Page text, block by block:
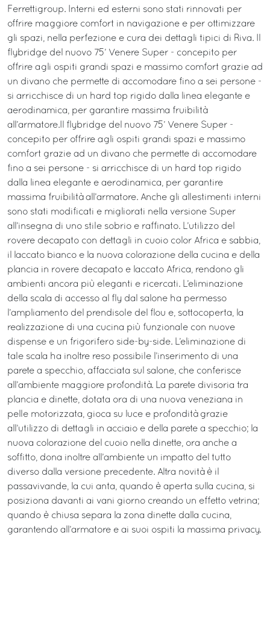
Ferrettigroup. Interni ed esterni sono stati rinnovati per
offrire maggiore comfort in navigazione e per ottimizzare
gli spazi, nella perfezione e cura dei dettagli tipici di Riva. Il
flybridge del nuovo 75’ Venere Super - concepito per
offrire agli ospiti grandi spazi e massimo comfort grazie ad
un divano che permette di accomodare fino a sei persone -
si arricchisce di un hard top rigido dalla linea elegante e
aerodinamica, per garantire massima fruibilità
all’armatore.Il flybridge del nuovo 75’ Venere Super -
concepito per offrire agli ospiti grandi spazi e massimo
comfort grazie ad un divano che permette di accomodare
fino a sei persone - si arricchisce di un hard top rigido
dalla linea elegante e aerodinamica, per garantire
massima fruibilità all’armatore. Anche gli allestimenti interni
sono stati modificati e migliorati nella versione Super
all’insegna di uno stile sobrio e raffinato. L’utilizzo del
rovere decapato con dettagli in cuoio color Africa e sabbia,
il laccato bianco e la nuova colorazione della cucina e della
plancia in rovere decapato e laccato Africa, rendono gli
ambienti ancora più eleganti e ricercati. L’eliminazione
della scala di accesso al fly dal salone ha permesso
l’ampliamento del prendisole del flou e, sottocoperta, la
realizzazione di una cucina più funzionale con nuove
dispense e un frigorifero side-by-side. L’eliminazione di
tale scala ha inoltre reso possibile l’inserimento di una
parete a specchio, affacciata sul salone, che conferisce
all’ambiente maggiore profondità. La parete divisoria tra
plancia e dinette, dotata ora di una nuova veneziana in
pelle motorizzata, gioca su luce e profondità grazie
all’utilizzo di dettagli in acciaio e della parete a specchio; la
nuova colorazione del cuoio nella dinette, ora anche a
soffitto, dona inoltre all’ambiente un impatto del tutto
diverso dalla versione precedente. Altra novità è il
passavivande, la cui anta, quando è aperta sulla cucina, si
posiziona davanti ai vani giorno creando un effetto vetrina;
quando è chiusa separa la zona dinette dalla cucina,
garantendo all’armatore e ai suoi ospiti la massima privacy.